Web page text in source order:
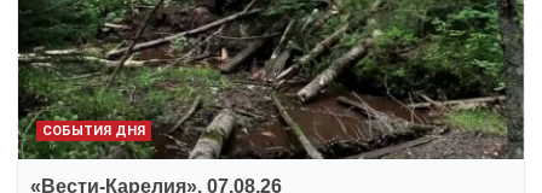
СОБЫТИЯ ДНЯ
«Вести-Карелия». 07.08.26